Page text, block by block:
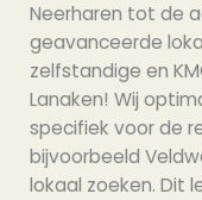
Neerharen tot de
geavanceerde
zelfstandige en
Lanaken! Wij
specifiek voor de
bijvoorbeeld
lokaal zoeken. Dit